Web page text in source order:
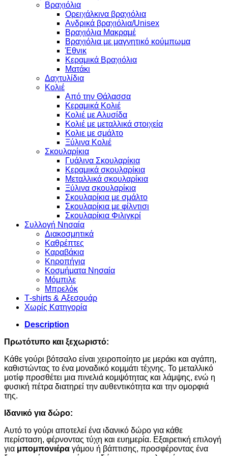
Βραχιόλια
Oρειχάλκινα βραχιόλια
Ανδρικά βραχιόλια/Unisex
Βραχιόλια Μακραμέ
Βραχιόλια με μαγνητικό κούμπωμα
Έθνικ
Κεραμικά Βραχιόλια
Ματάκι
Δαχτυλίδια
Κολιέ
Από την Θάλασσα
Κεραμικά Κολιέ
Κολιέ με Αλυσίδα
Κολιέ με μεταλλικά στοιχεία
Κολιε με σμάλτο
Ξύλινα Κολιέ
Σκουλαρίκια
Γυάλινα Σκουλαρίκια
Κεραμικά σκουλαρίκια
Μεταλλικά σκουλαρίκια
Ξύλινα σκουλαρίκια
Σκουλαρίκια με σμάλτο
Σκουλαρίκια με φίλντισι
Σκουλαρίκια Φιλιγκρί
Συλλογή Νησαία
Διακοσμητικά
Καθρέπτες
Καραβάκια
Κηροπήγια
Κοσμήματα Νησαία
Μόμπιλε
Μπρελόκ
Τ-shirts & Αξεσουάρ
Χωρίς Κατηγορία
Description
Πρωτότυπο και ξεχωριστό:
Κάθε γούρι βότσαλο είναι χειροποίητο με μεράκι και αγάπη,
καθιστώντας το ένα μοναδικό κομμάτι τέχνης. Το μεταλλικό
μοτίφ προσθέτει μια πινελιά κομψότητας και λάμψης, ενώ η
φυσική πέτρα διατηρεί την αυθεντικότητα και την ομορφιά
της.
Ιδανικό για δώρο:
Αυτό το γούρι αποτελεί ένα ιδανικό δώρο για κάθε
περίσταση, φέρνοντας τύχη και ευημερία. Εξαιρετική επιλογή
για μπομπονιέρα γάμου ή βάπτισης, προσφέροντας ένα